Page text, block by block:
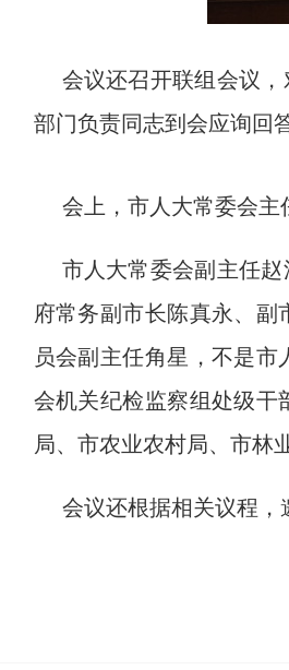
会议还召开联组会议
部门负责同志到会应询回
会上，市人大常委会
市人大常委会副主任
府常务副市长陈真永、
员会副主任角星，不是
会机关纪检监察组处级干
局、市农业农村局、市林
会议还根据相关议程，